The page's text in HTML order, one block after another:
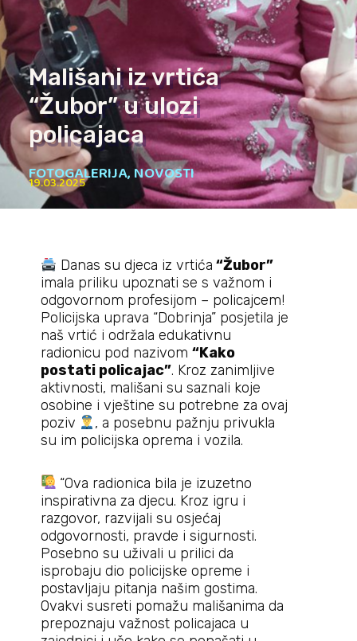
Mališani iz vrtića
“Žubor” u ulozi
policajaca
FOTOGALERIJA,NOVOSTI
19.03.2025
Danas su djeca iz vrtića “Žubor”
imala priliku upoznati se s važnom i
odgovornom profesijom – policajcem!
Policijska uprava “Dobrinja” posjetila je
naš vrtić i održala edukativnu
radionicu pod nazivom “Kako
postati policajac”. Kroz zanimljive
aktivnosti, mališani su saznali koje
osobine i vještine su potrebne za ovaj
poziv
, a posebnu pažnju privukla
su im policijska oprema i vozila.
“Ova radionica bila je izuzetno
inspirativna za djecu. Kroz igru i
razgovor, razvijali su osjećaj
odgovornosti, pravde i sigurnosti.
Posebno su uživali u prilici da
isprobaju dio policijske opreme i
postavljaju pitanja našim gostima.
Ovakvi susreti pomažu mališanima da
prepoznaju važnost policajaca u